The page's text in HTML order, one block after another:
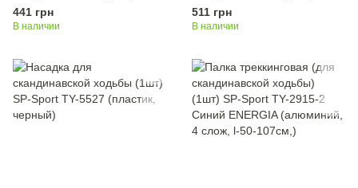
(1шт) TY-0468 Синий RAICO
(алюминий, 3 слож, l-65-
441 грн
В наличии
(1шт) SP-Sport TY-0469
Красный (алюминий, 3 слож,
511 грн
В наличии